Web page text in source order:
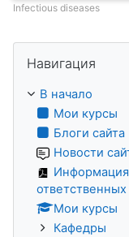
Infectious diseases
Навигация
В начало
Мои курсы
Блоги сайта
Новости
Информация
ответственных
Мои курсы
Кафедры